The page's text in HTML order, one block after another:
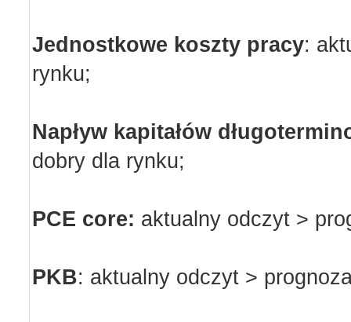
Jednostkowe koszty pracy:
rynku;
Napływ kapitałów
dobry dla rynku;
PCE core: aktualny odczyt >
PKB: aktualny odczyt >